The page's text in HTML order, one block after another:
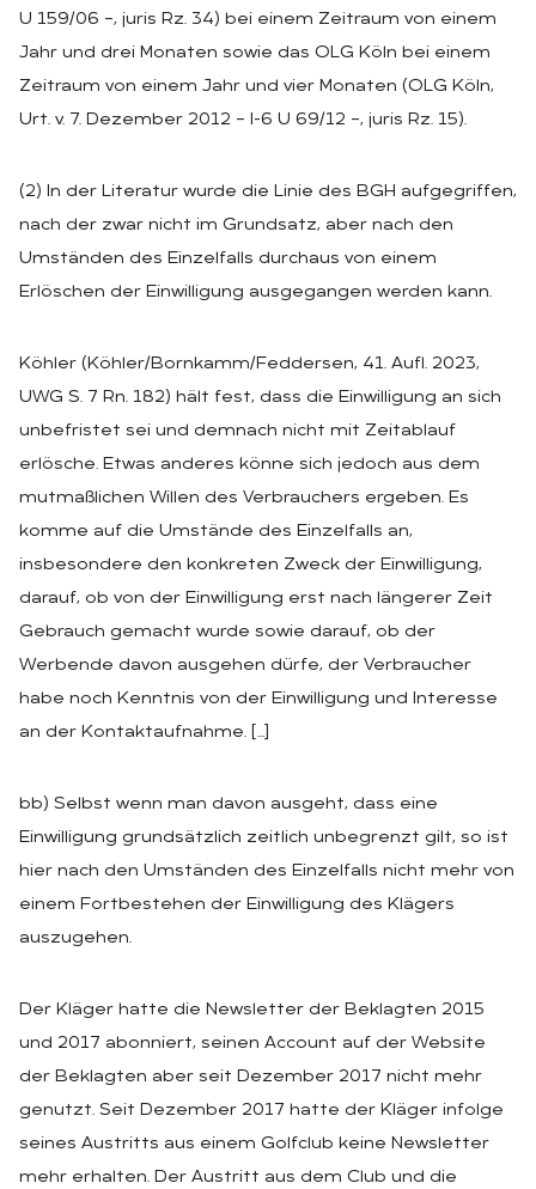
U 159/06 –, juris Rz. 34) bei einem Zeitraum von einem
Jahr und drei Monaten sowie das OLG Köln bei einem
Zeitraum von einem Jahr und vier Monaten (OLG Köln,
Urt. v. 7. Dezember 2012 – I-6 U 69/12 –, juris Rz. 15).
(2) In der Literatur wurde die Linie des BGH aufgegriffen,
nach der zwar nicht im Grundsatz, aber nach den
Umständen des Einzelfalls durchaus von einem
Erlöschen der Einwilligung ausgegangen werden kann.
Köhler (Köhler/Bornkamm/Feddersen, 41. Aufl. 2023,
UWG S. 7 Rn. 182) hält fest, dass die Einwilligung an sich
unbefristet sei und demnach nicht mit Zeitablauf
erlösche. Etwas anderes könne sich jedoch aus dem
mutmaßlichen Willen des Verbrauchers ergeben. Es
komme auf die Umstände des Einzelfalls an,
insbesondere den konkreten Zweck der Einwilligung,
darauf, ob von der Einwilligung erst nach längerer Zeit
Gebrauch gemacht wurde sowie darauf, ob der
Werbende davon ausgehen dürfe, der Verbraucher
habe noch Kenntnis von der Einwilligung und Interesse
an der Kontaktaufnahme. […]
bb) Selbst wenn man davon ausgeht, dass eine
Einwilligung grundsätzlich zeitlich unbegrenzt gilt, so ist
hier nach den Umständen des Einzelfalls nicht mehr von
einem Fortbestehen der Einwilligung des Klägers
auszugehen.
Der Kläger hatte die Newsletter der Beklagten 2015
und 2017 abonniert, seinen Account auf der Website
der Beklagten aber seit Dezember 2017 nicht mehr
genutzt. Seit Dezember 2017 hatte der Kläger infolge
seines Austritts aus einem Golfclub keine Newsletter
mehr erhalten. Der Austritt aus dem Club und die